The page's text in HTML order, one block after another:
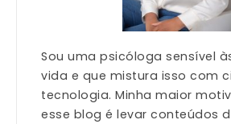
Sou uma psicóloga sensível
vida e que mistura isso com
tecnologia. Minha maior
esse blog é levar conteúdos